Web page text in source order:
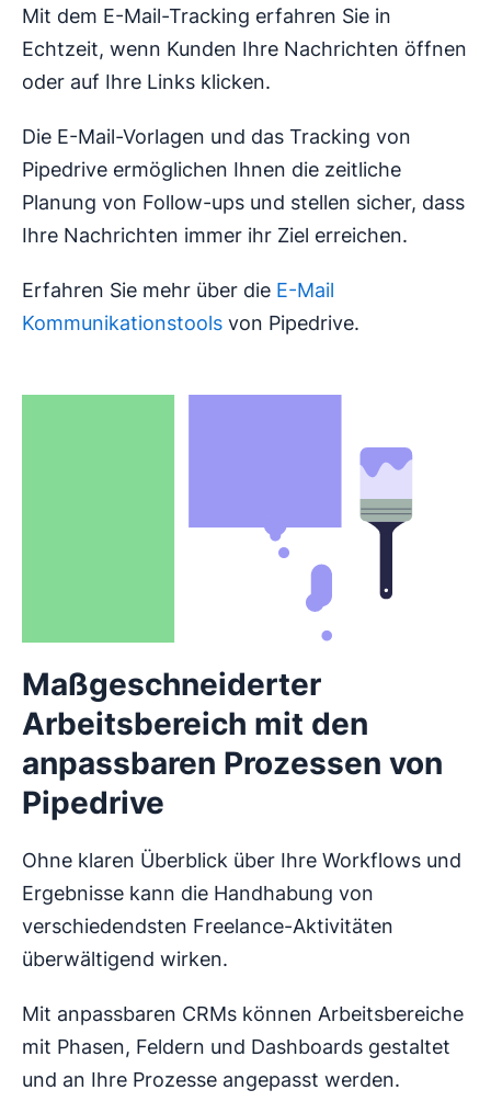
Mit dem E-Mail-Tracking erfahren Sie in
Echtzeit, wenn Kunden Ihre Nachrichten öffnen
oder auf Ihre Links klicken.
Die E-Mail-Vorlagen und das Tracking von
Pipedrive ermöglichen Ihnen die zeitliche
Planung von Follow-ups und stellen sicher, dass
Ihre Nachrichten immer ihr Ziel erreichen.
Erfahren Sie mehr über die E-Mail
Kommunikationstools von Pipedrive.
Maßgeschneiderter
Arbeitsbereich mit den
anpassbaren Prozessen von
Pipedrive
Ohne klaren Überblick über Ihre Workflows und
Ergebnisse kann die Handhabung von
verschiedendsten Freelance-Aktivitäten
überwältigend wirken.
Mit anpassbaren CRMs können Arbeitsbereiche
mit Phasen, Feldern und Dashboards gestaltet
und an Ihre Prozesse angepasst werden.